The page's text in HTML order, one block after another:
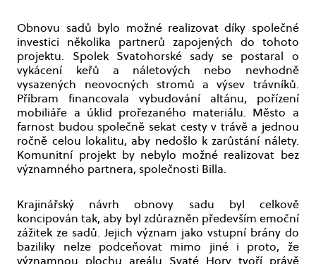
Obnovu sadů bylo možné realizovat díky společné
investici několika partnerů zapojených do tohoto
projektu. Spolek Svatohorské sady se postaral o
vykácení keřů a náletových nebo nevhodně
vysazených neovocných stromů a výsev trávníků.
Příbram financovala vybudování altánu, pořízení
mobiliáře a úklid prořezaného materiálu. Město a
farnost budou společně sekat cesty v trávě a jednou
ročně celou lokalitu, aby nedošlo k zarůstání nálety.
Komunitní projekt by nebylo možné realizovat bez
významného partnera, společnosti Billa.
Krajinářský návrh obnovy sadu byl celkově
koncipován tak, aby byl zdůrazněn především emoční
zážitek ze sadů. Jejich význam jako vstupní brány do
baziliky nelze podceňovat mimo jiné i proto, že